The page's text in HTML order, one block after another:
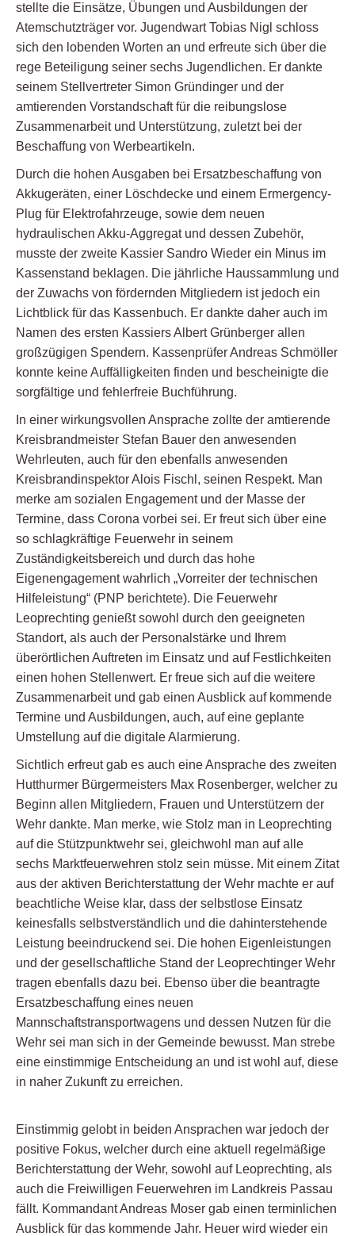
stellte die Einsätze, Übungen und Ausbildungen der
Atemschutzträger vor. Jugendwart Tobias Nigl schloss
sich den lobenden Worten an und erfreute sich über die
rege Beteiligung seiner sechs Jugendlichen. Er dankte
seinem Stellvertreter Simon Gründinger und der
amtierenden Vorstandschaft für die reibungslose
Zusammenarbeit und Unterstützung, zuletzt bei der
Beschaffung von Werbeartikeln.
Durch die hohen Ausgaben bei Ersatzbeschaffung von
Akkugeräten, einer Löschdecke und einem Ermergency-
Plug für Elektrofahrzeuge, sowie dem neuen
hydraulischen Akku-Aggregat und dessen Zubehör,
musste der zweite Kassier Sandro Wieder ein Minus im
Kassenstand beklagen. Die jährliche Haussammlung und
der Zuwachs von fördernden Mitgliedern ist jedoch ein
Lichtblick für das Kassenbuch. Er dankte daher auch im
Namen des ersten Kassiers Albert Grünberger allen
großzügigen Spendern. Kassenprüfer Andreas Schmöller
konnte keine Auffälligkeiten finden und bescheinigte die
sorgfältige und fehlerfreie Buchführung.
In einer wirkungsvollen Ansprache zollte der amtierende
Kreisbrandmeister Stefan Bauer den anwesenden
Wehrleuten, auch für den ebenfalls anwesenden
Kreisbrandinspektor Alois Fischl, seinen Respekt. Man
merke am sozialen Engagement und der Masse der
Termine, dass Corona vorbei sei. Er freut sich über eine
so schlagkräftige Feuerwehr in seinem
Zuständigkeitsbereich und durch das hohe
Eigenengagement wahrlich „Vorreiter der technischen
Hilfeleistung“ (PNP berichtete). Die Feuerwehr
Leoprechting genießt sowohl durch den geeigneten
Standort, als auch der Personalstärke und Ihrem
überörtlichen Auftreten im Einsatz und auf Festlichkeiten
einen hohen Stellenwert. Er freue sich auf die weitere
Zusammenarbeit und gab einen Ausblick auf kommende
Termine und Ausbildungen, auch, auf eine geplante
Umstellung auf die digitale Alarmierung.
Sichtlich erfreut gab es auch eine Ansprache des zweiten
Hutthurmer Bürgermeisters Max Rosenberger, welcher zu
Beginn allen Mitgliedern, Frauen und Unterstützern der
Wehr dankte. Man merke, wie Stolz man in Leoprechting
auf die Stützpunktwehr sei, gleichwohl man auf alle
sechs Marktfeuerwehren stolz sein müsse. Mit einem Zitat
aus der aktiven Berichterstattung der Wehr machte er auf
beachtliche Weise klar, dass der selbstlose Einsatz
keinesfalls selbstverständlich und die dahinterstehende
Leistung beeindruckend sei. Die hohen Eigenleistungen
und der gesellschaftliche Stand der Leoprechtinger Wehr
tragen ebenfalls dazu bei. Ebenso über die beantragte
Ersatzbeschaffung eines neuen
Mannschaftstransportwagens und dessen Nutzen für die
Wehr sei man sich in der Gemeinde bewusst. Man strebe
eine einstimmige Entscheidung an und ist wohl auf, diese
in naher Zukunft zu erreichen.
Einstimmig gelobt in beiden Ansprachen war jedoch der
positive Fokus, welcher durch eine aktuell regelmäßige
Berichterstattung der Wehr, sowohl auf Leoprechting, als
auch die Freiwilligen Feuerwehren im Landkreis Passau
fällt. Kommandant Andreas Moser gab einen terminlichen
Ausblick für das kommende Jahr. Heuer wird wieder ein